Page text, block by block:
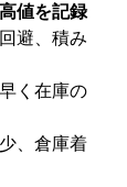
値を記録
避、積み
く在庫の
、倉庫着